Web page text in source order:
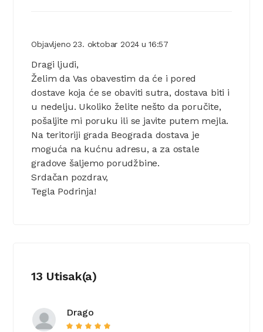
Objavljeno 23. oktobar 2024 u 16:57
Dragi ljudi,
Želim da Vas obavestim da će i pored
dostave koja će se obaviti sutra, dostava biti i
u nedelju. Ukoliko želite nešto da poručite,
pošaljite mi poruku ili se javite putem mejla.
Na teritoriji grada Beograda dostava je
moguća na kućnu adresu, a za ostale
gradove šaljemo porudžbine.
Srdačan pozdrav,
Tegla Podrinja!
13 Utisak(a)
Drago